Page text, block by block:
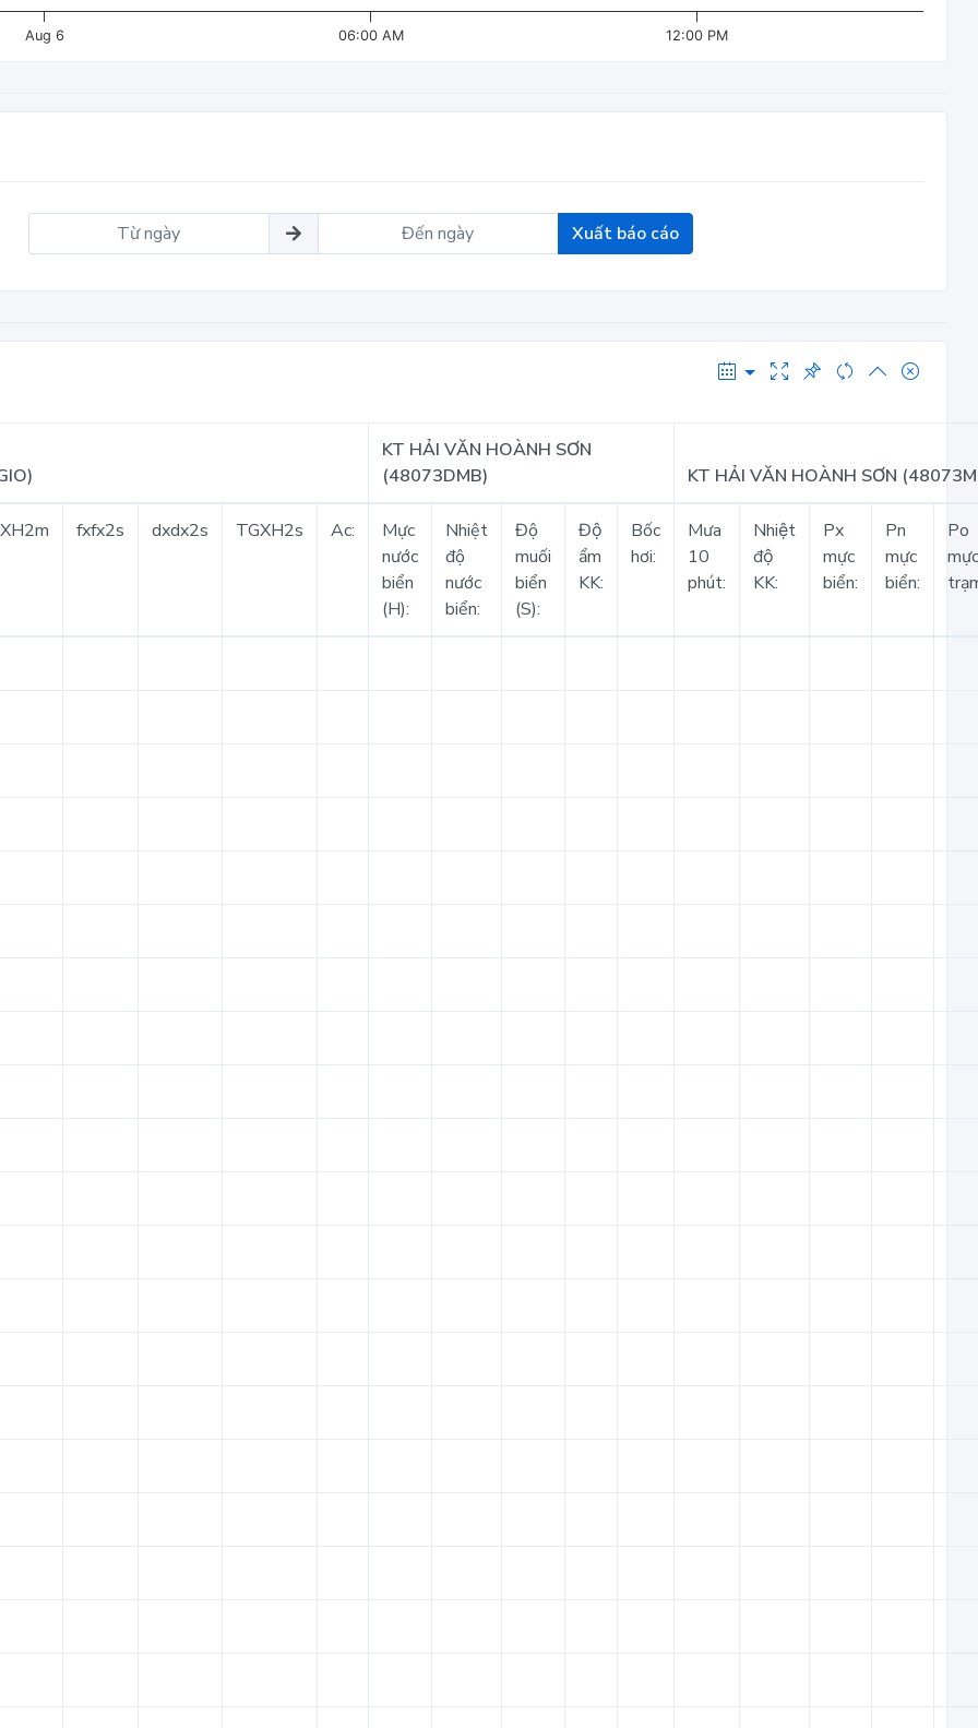
Aug 6 06:00 AM 12:00 PM
Xuất báo cáo
KT HẢI VĂN HOÀNH SƠN
(48073DMB)
KT HẢI VĂN HOÀNH SƠN
fxfx2s dxdx2s TGXH2s Ac:
Mực
nước
biển
(H):
Nhiệt
độ
nước
biển:
Độ
muối
biển
(S):
Độ
ẩm
KK:
Bốc
hơi:
Mưa
10
phút:
Nhiệt
độ
KK:
Px
mực
biển:
Pn
mực
biển:
Po
mực